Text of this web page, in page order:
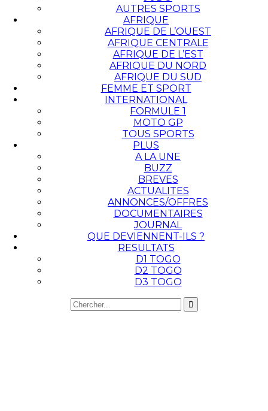
AUTRES SPORTS
AFRIQUE
AFRIQUE DE L’OUEST
AFRIQUE CENTRALE
AFRIQUE DE L’EST
AFRIQUE DU NORD
AFRIQUE DU SUD
FEMME ET SPORT
INTERNATIONAL
FORMULE 1
MOTO GP
TOUS SPORTS
PLUS
A LA UNE
BUZZ
BREVES
ACTUALITES
ANNONCES/OFFRES
DOCUMENTAIRES
JOURNAL
QUE DEVIENNENT-ILS ?
RESULTATS
D1 TOGO
D2 TOGO
D3 TOGO